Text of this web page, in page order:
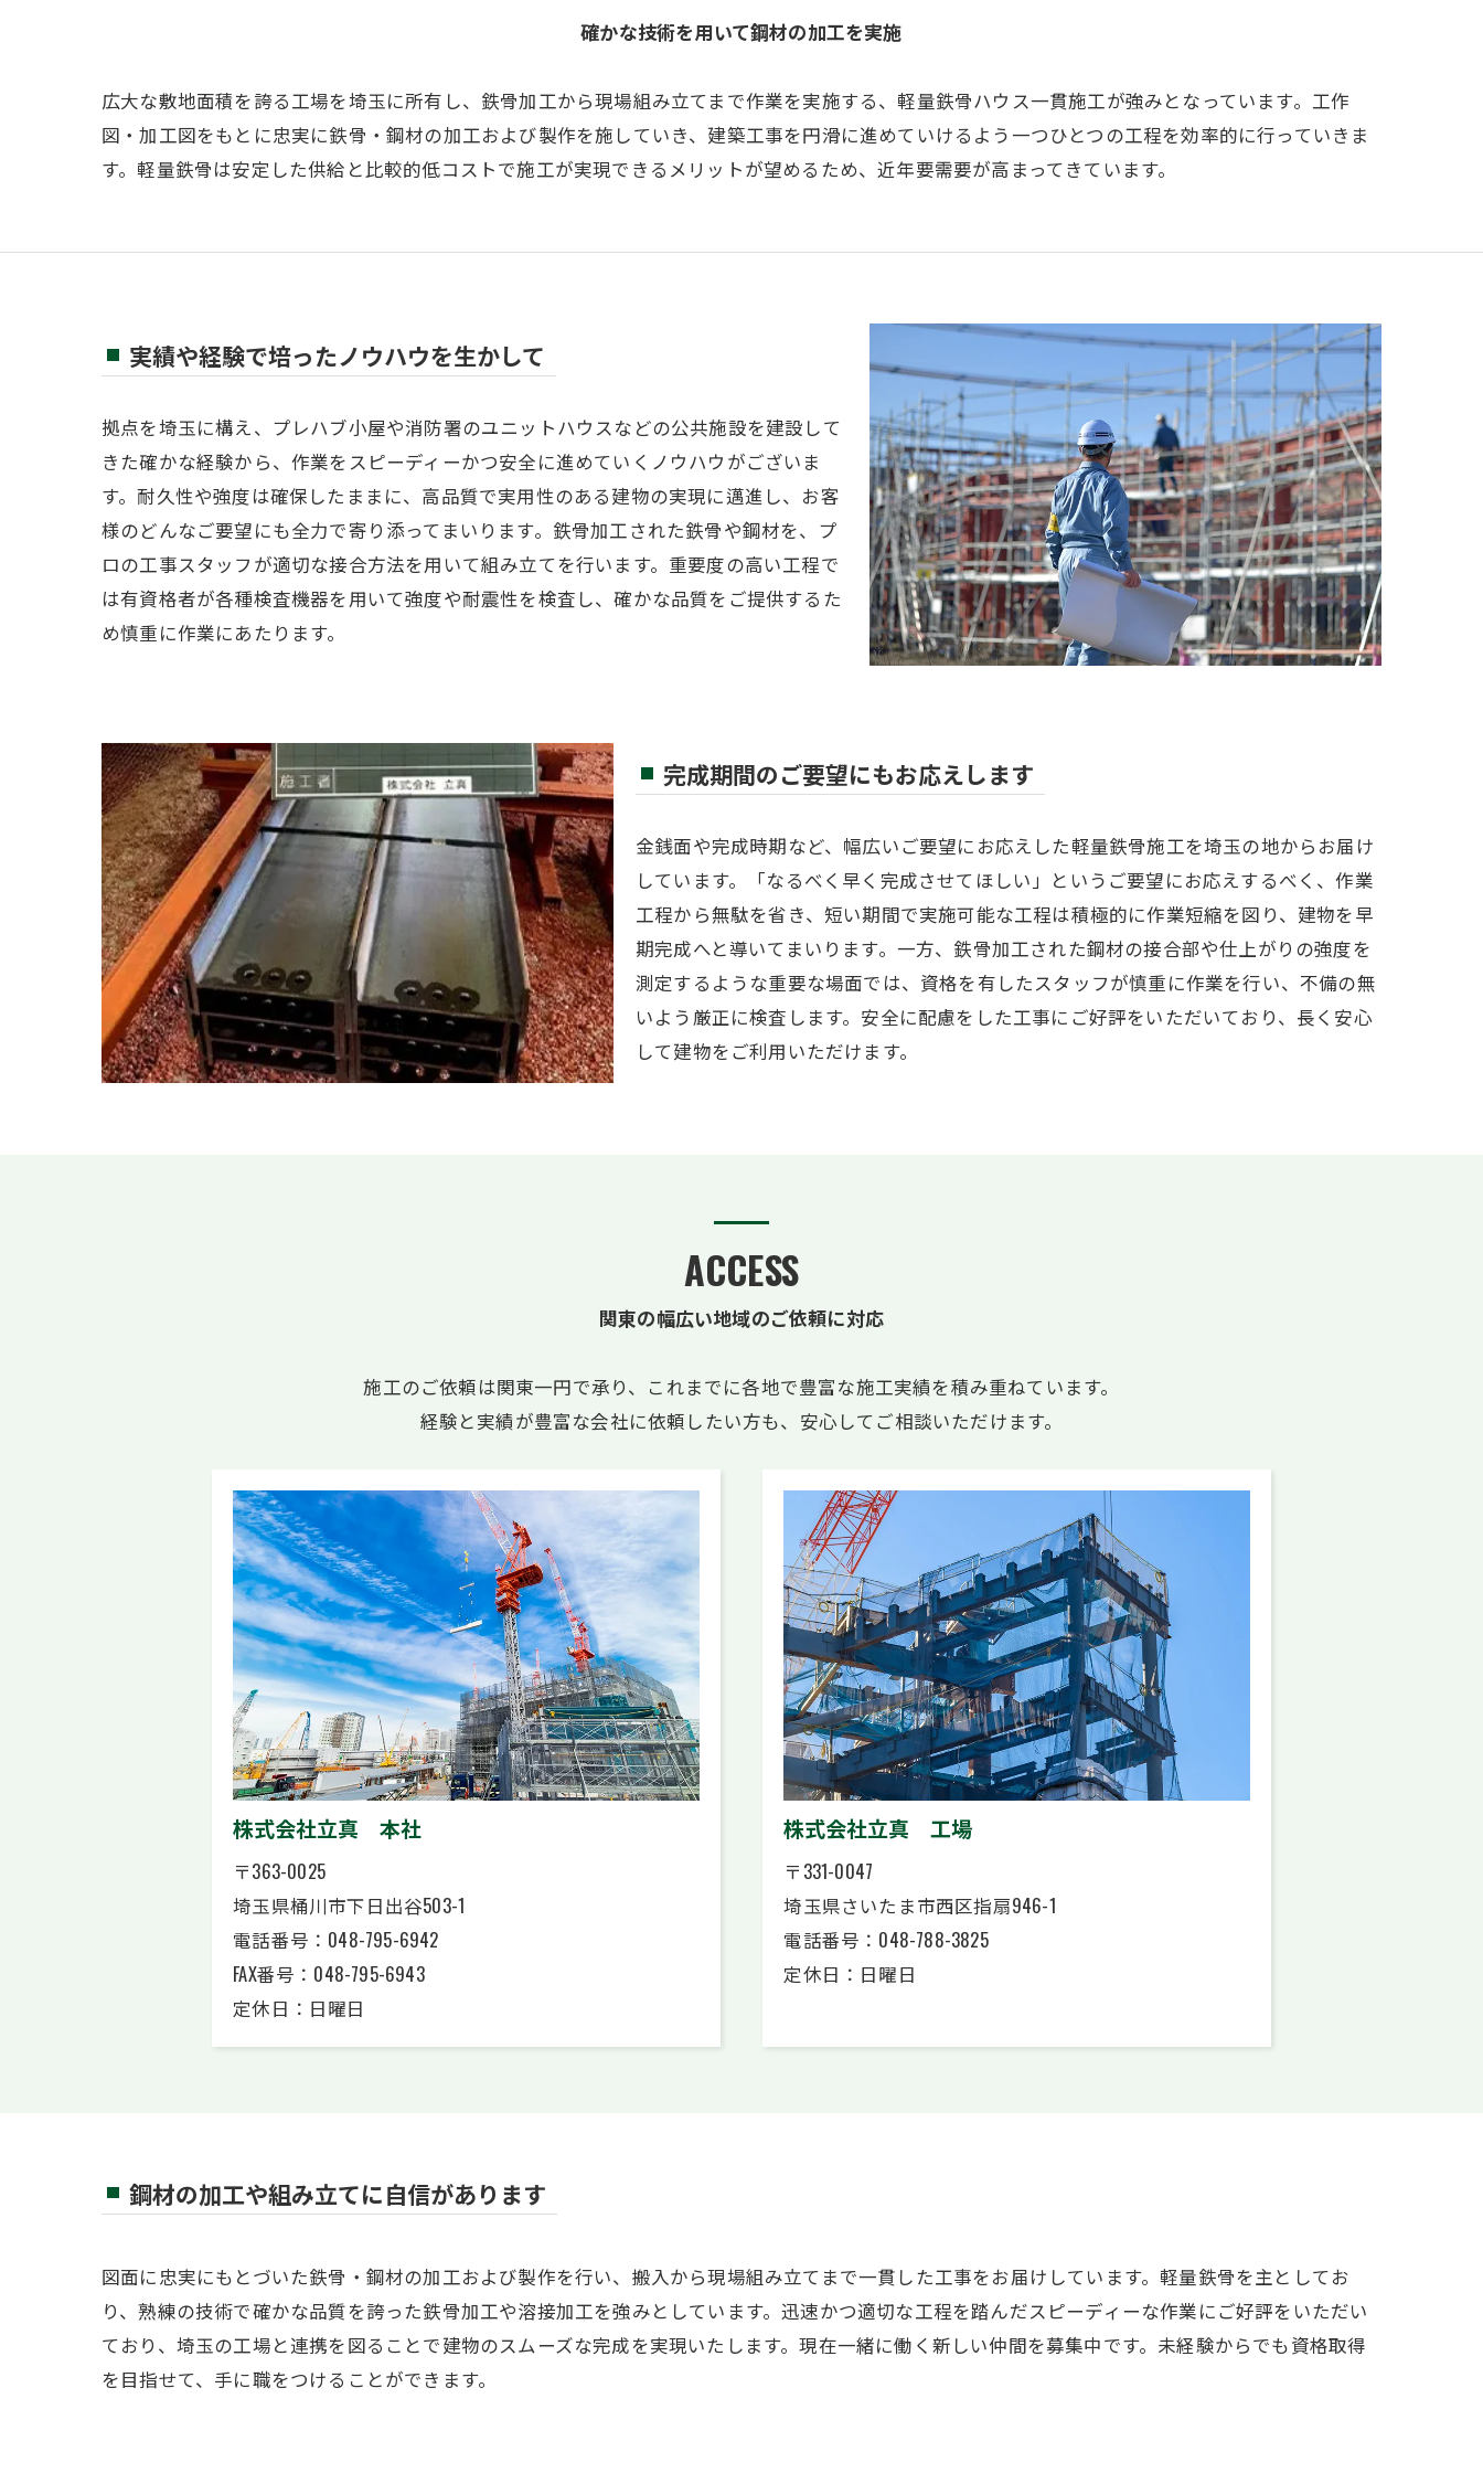
確かな技術を用いて鋼材の加工を実施
広大な敷地面積を誇る工場を埼玉に所有し、鉄骨加工から現場組み立てまで作業を実施する、軽量鉄骨ハウス一貫施工が強みとなっています。工作
図・加工図をもとに忠実に鉄骨・鋼材の加工および製作を施していき、建築工事を円滑に進めていけるよう一つひとつの工程を効率的に行っていきま
す。軽量鉄骨は安定した供給と比較的低コストで施工が実現できるメリットが望めるため、近年要需要が高まってきています。
実績や経験で培ったノウハウを生かして
拠点を埼玉に構え、プレハブ小屋や消防署のユニットハウスなどの公共施設を建設して
きた確かな経験から、作業をスピーディーかつ安全に進めていくノウハウがございま
す。耐久性や強度は確保したままに、高品質で実用性のある建物の実現に邁進し、お客
様のどんなご要望にも全力で寄り添ってまいります。鉄骨加工された鉄骨や鋼材を、プ
ロの工事スタッフが適切な接合方法を用いて組み立てを行います。重要度の高い工程で
は有資格者が各種検査機器を用いて強度や耐震性を検査し、確かな品質をご提供するた
め慎重に作業にあたります。
完成期間のご要望にもお応えします
金銭面や完成時期など、幅広いご要望にお応えした軽量鉄骨施工を埼玉の地からお届け
しています。「なるべく早く完成させてほしい」というご要望にお応えするべく、作業
工程から無駄を省き、短い期間で実施可能な工程は積極的に作業短縮を図り、建物を早
期完成へと導いてまいります。一方、鉄骨加工された鋼材の接合部や仕上がりの強度を
測定するような重要な場面では、資格を有したスタッフが慎重に作業を行い、不備の無
いよう厳正に検査します。安全に配慮をした工事にご好評をいただいており、長く安心
して建物をご利用いただけます。
関東の幅広い地域のご依頼に対応
ACCESS
施工のご依頼は関東一円で承り、これまでに各地で豊富な施工実績を積み重ねています。
経験と実績が豊富な会社に依頼したい方も、安心してご相談いただけます。
株式会社立真 本社
〒363-0025
埼玉県桶川市下日出谷503-1
電話番号：048-795-6942
FAX番号：048-795-6943
定休日：日曜日
株式会社立真 工場
〒331-0047
埼玉県さいたま市西区指扇946-1
電話番号：048-788-3825
定休日：日曜日
鋼材の加工や組み立てに自信があります
図面に忠実にもとづいた鉄骨・鋼材の加工および製作を行い、搬入から現場組み立てまで一貫した工事をお届けしています。軽量鉄骨を主としてお
り、熟練の技術で確かな品質を誇った鉄骨加工や溶接加工を強みとしています。迅速かつ適切な工程を踏んだスピーディーな作業にご好評をいただい
ており、埼玉の工場と連携を図ることで建物のスムーズな完成を実現いたします。現在一緒に働く新しい仲間を募集中です。未経験からでも資格取得
を目指せて、手に職をつけることができます。